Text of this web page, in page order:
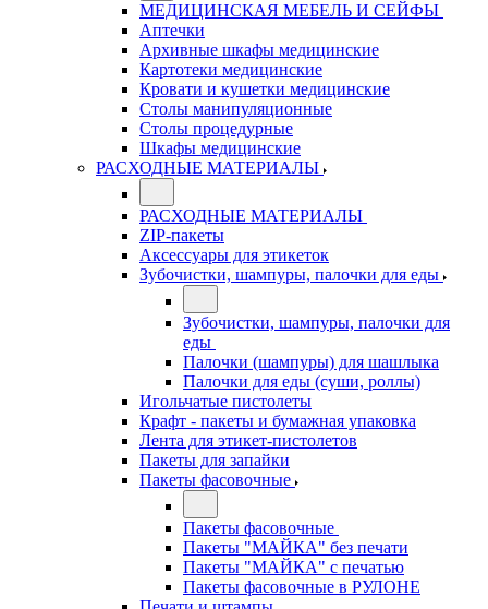
МЕДИЦИНСКАЯ МЕБЕЛЬ И СЕЙФЫ
Аптечки
Архивные шкафы медицинские
Картотеки медицинские
Кровати и кушетки медицинские
Столы манипуляционные
Столы процедурные
Шкафы медицинские
РАСХОДНЫЕ МАТЕРИАЛЫ
РАСХОДНЫЕ МАТЕРИАЛЫ
ZIP-пакеты
Аксессуары для этикеток
Зубочистки, шампуры, палочки для еды
Зубочистки, шампуры, палочки для
еды
Палочки (шампуры) для шашлыка
Палочки для еды (суши, роллы)
Игольчатые пистолеты
Крафт - пакеты и бумажная упаковка
Лента для этикет-пистолетов
Пакеты для запайки
Пакеты фасовочные
Пакеты фасовочные
Пакеты "МАЙКА" без печати
Пакеты "МАЙКА" с печатью
Пакеты фасовочные в РУЛОНЕ